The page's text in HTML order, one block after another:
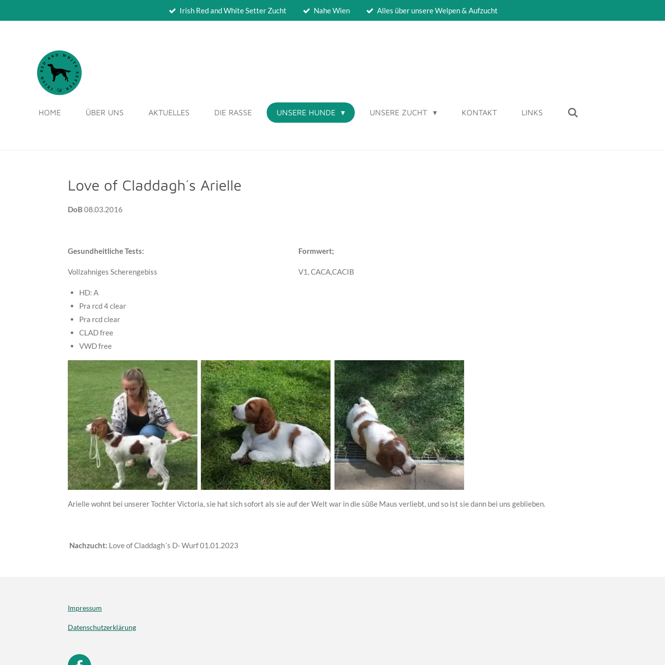
Irish Red and White Setter Zucht Nahe Wien Alles über unsere Welpen & Aufzucht
HOME ÜBER UNS AKTUELLES DIE RASSE UNSERE HUNDE UNSERE ZUCHT KONTAKT LINKS
Love of Claddagh´s Arielle
DoB 08.03.2016
Gesundheitliche Tests: Formwert;
Vollzahniges Scherengebiss V1, CACA,CACIB
HD: A
Pra rcd 4 clear
Pra rcd clear
CLAD free
VWD free
Arielle wohnt bei unserer Tochter Victoria, sie hat sich sofort als sie auf der Welt war in die süße Maus verliebt, und so ist sie dann bei uns geblieben.
Nachzucht: Love of Claddagh´s D- Wurf 01.01.2023
Impressum
Datenschutzerklärung